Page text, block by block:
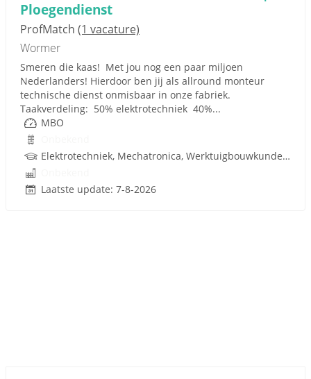
Ploegendienst
ProfMatch (1 vacature)
Wormer
Smeren die kaas! Met jou nog een paar miljoen
Nederlanders! Hierdoor ben jij als allround monteur
technische dienst onmisbaar in onze fabriek.
Taakverdeling: 50% elektrotechniek 40%...
MBO
Elektrotechniek, Mechatronica, Werktuigbouwkunde, Pneumatiek
Laatste update: 7-8-2026